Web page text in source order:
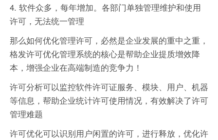
4. 软件众多，每年增加。各部门单独管理维护和使用
许可，无法统一管理
那么如何优化管理许可，必然是企业发展的重中之重，
格发许可优化管理系统的核心是帮助企业提质增效降
本，增强企业在高端制造的竞争力！
许可分析可以监控软件许可证服务、模块、用户、机器
等信息，帮助企业统计许可使用情况，有效解决了许可
管理难题
许可优化可以识别用户闲置的许可，进行释放，优化许